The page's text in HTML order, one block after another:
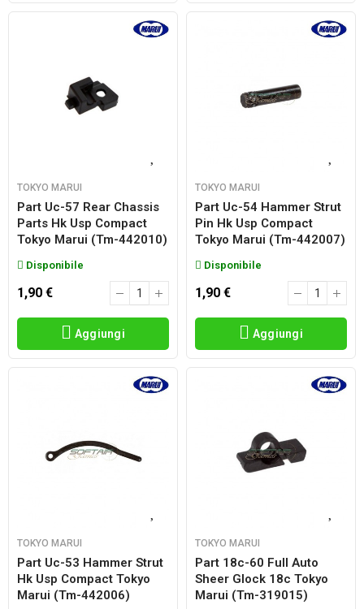
TOKYO MARUI
Part Uc-57 Rear Chassis
Parts Hk Usp Compact
Tokyo Marui (tm-442010)
Disponibile
1,90 €
Aggiungi
TOKYO MARUI
Part Uc-54 Hammer Strut
Pin Hk Usp Compact
Tokyo Marui (tm-442007)
Disponibile
1,90 €
Aggiungi
TOKYO MARUI
Part Uc-53 Hammer Strut
Hk Usp Compact Tokyo
Marui (tm-442006)
TOKYO MARUI
Part 18c-60 Full Auto
Sheer Glock 18c Tokyo
Marui (tm-319015)